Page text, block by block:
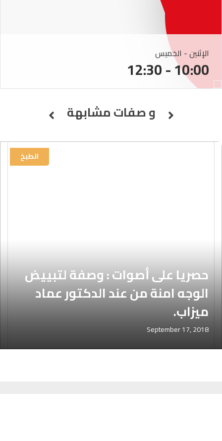
الإثنين - الخميس
10:00 - 12:30
و صفات مشابهة
حصريا على أصوات : وصفة لتبييض
الوجه امنة من عند الدكتور عماد
ميزاب.
September 17, 2018
الطبخ